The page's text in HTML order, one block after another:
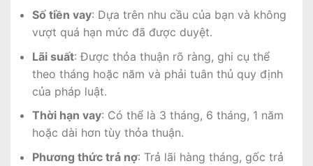
Số tiền vay: Dựa trên nhu cầu của bạn và không
vượt quá hạn mức đã được duyệt.
Lãi suất: Được thỏa thuận rõ ràng, ghi cụ thể
theo tháng hoặc năm và phải tuân thủ quy định
của pháp luật.
Thời hạn vay: Có thể là 3 tháng, 6 tháng, 1 năm
hoặc dài hơn tùy thỏa thuận.
Phương thức trả nợ: Trả lãi hàng tháng, gốc trả